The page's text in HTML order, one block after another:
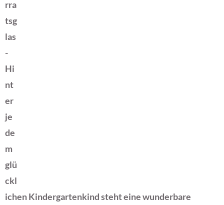
rra
tsg
las
-
Hi
nt
er
je
de
m
glü
ckl
ichen Kindergartenkind steht eine wunderbare